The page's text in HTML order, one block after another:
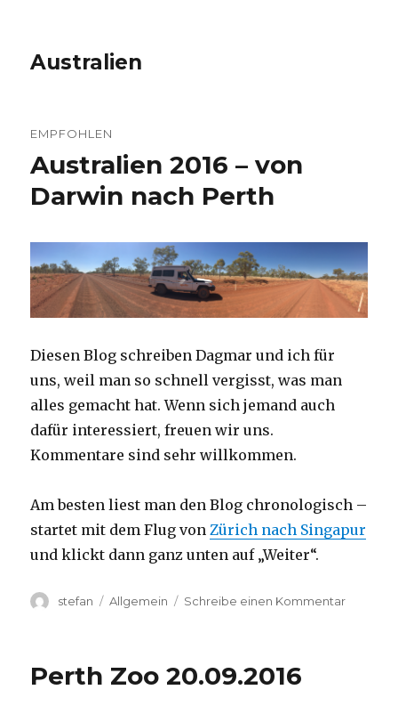
Australien
EMPFOHLEN
Australien 2016 – von
Darwin nach Perth
Diesen Blog schreiben Dagmar und ich für
uns, weil man so schnell vergisst, was man
alles gemacht hat. Wenn sich jemand auch
dafür interessiert, freuen wir uns.
Kommentare sind sehr willkommen.
Am besten liest man den Blog chronologisch –
startet mit dem Flug vonZürich nach Singapur
und klickt dann ganz unten auf „Weiter“.
Autor
stefan Kategorien
Allgemein Schreibe einen Kommentarzu
Perth Zoo 20.09.2016